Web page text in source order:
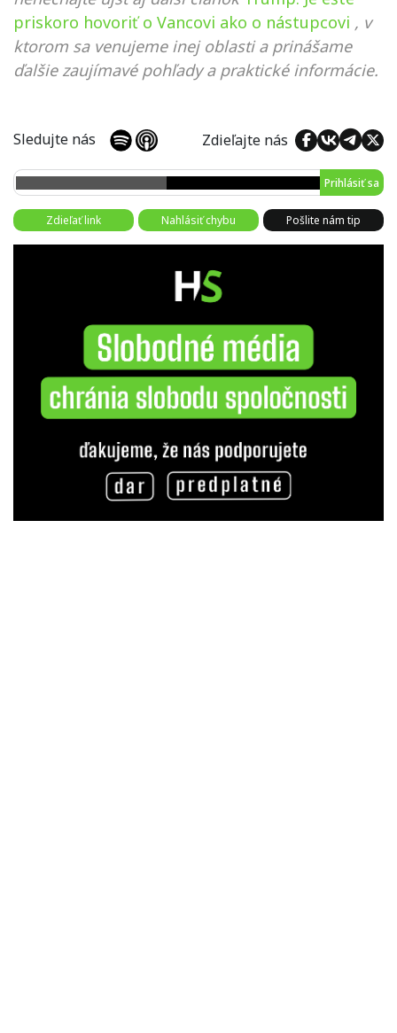
priskoro hovoriť o Vancovi ako o nástupcovi , v
ktorom sa venujeme inej oblasti a prinášame
ďalšie zaujímavé pohľady a praktické informácie.
Sledujte nás Zdieľajte nás
Prihlásiť sa
Zdieľať link Nahlásiť chybu Pošlite nám tip